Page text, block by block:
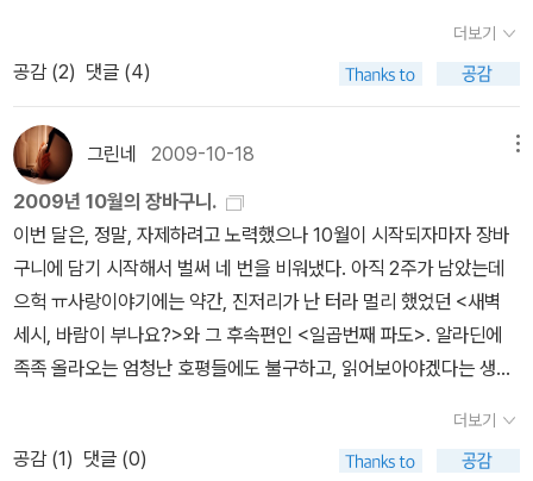
고, 꿈이라는건 밤에 잘 때도 없는 그런 막막한 느낌이 세권 모두를 꿰
뚫고 있다. 발랄한 거 찾으면 코지 미스터리나 읽으시던가. 경찰소설
의 또 다른 특징은 박봉에 야근에 피곤하고, 여기저기서 쪼이며 누가
시키지 않아도 죽도록 일하지만, 덕분에 가족이고 뭐고 다 떠나 홀로
인 '고독'을 담고 있다는 것이다.그런 면에서 에를렌두르 시리즈는 아
마도 정점.이번엔 러시아다. 알렉산드라 마리니나의 아나스타샤 시리
즈. 이 시리즈도 작가도 무지 독특하다. 저자 알렉산드라 마리니나는
전직경찰중령, 사건 분석가, 심리학 박사, 러시아 초대형 베스트셀러
추리작가라는 타이틀을 달고 있다. 그녀의 분신과도 같은작품 속 모
스크바 경찰국 강력계 사건분석가 아나스타샤 역시 예사롭지 않다.
러시아, 강력계 여형사에 대해 어떤 스테리오타입을 가지고 있을지
모르겠지만, 일단 아나스타샤는 만성 허리통증에 괴로워하고, '공
포'와 '모욕감'외에는 느끼지 못하는 자신은 비정상이 아닐까 끊임없
영 <도가니>필리프 들레름 <고독하지 않은 홀로되기> 박경미 편집
디자이너를 완성하는 인쇄 실무 가이드 >피터 게더스 <마지막 여행
을 떠난 고양이> 마티 베커 <고양이가 궁금해>★★★★★ 고양이
계의 실용서, 초보집사에게 권하고 싶은 단 한권의 책 ^^ 리차드 예이
츠 <레볼루셔너리 로드>마이클 갈란드 <마법의 저녁식사>장정일 <
구월의 이틀> ★★★★ 이이야기를 어떻게 받아들여야할까. 은과
금의 이야기. 좌익과 우익, 남자와 여자 프로이드 <문명 속의 불만>
사토우치 아이 <모험도감> ★★★★★ 우왕- 사랑스러운 책. 그림
도, 글도, 짜임새도 맘에 든다. 알고보니 고전. 죠슈아 페리스 <호모
오피스쿠스의 최후> 르 코르뷔지에 <인간의 집>린다 <책 한 권들고
파리를 가다> ★★★★★파리를 보는 '혁명'적 시선.글도 좋지만, 저
자의 그림들이 특히인상깊다. 모리이 유카 <나는 슈퍼마켓에 탐닉한
미미하지만 몇권씩 소개되긴 하고 있습니다. 1.아리비안 나이트 살인
-책소개를 보면 엘러리 퀸과 같은 본격파 작가들에게 많은 영향을 준
미스터리 작가, 존 딕슨 카의 작품. 소설은 개성이 뚜렷한 세 명의 화
자가 등장해서 저마다 독특한 목소리로 사건에 대해 이야기하는 세
부분으로 구성되었다. 그러나 단순히 완결된 사건을 두고 세 사람이
펼치는 의견이라기보다는 시간의 경과와 함께 사건의 흐름 또한 전혀
예기치 못한 방향으로 급전을 거듭한다라고 나와있지요. 불가능 범죄
의 대부 존 딕슨 카의 작품으로 추리 소설 황금 시대의 작품의 향기를
맡고 싶은 분들이라면 꼭 읽으셔야 될 작품. 2.파일로 밴스의 정의 -
이미 몇번 소개했지만 국내에서 최초로 번역된 윈터 살인사건이 들어
있죠. 3.두번째 총성 -책소개를 보면 <독 초콜릿 사건> <시행착오>
의 작가 안소니 버클리의 범죄 미스터리 소설. <두 번째 총성>은 193
0년에 쓰여진 작품으로, 작가 자신이 이 소설의 서문에서 밝힌 바 있
더보기
공감 (2) 댓글 (4)
그린네 2009-10-18
2009년 10월의 장바구니.
이번 달은, 정말, 자제하려고 노력했으나 10월이 시작되자마자 장바
구니에 담기 시작해서 벌써 네 번을 비워냈다. 아직 2주가 남았는데
으헉 ㅠ사랑이야기에는 약간, 진저리가 난 터라 멀리 했었던 <새벽
세시, 바람이 부나요?>와 그 후속편인 <일곱번째 파도>. 알라딘에
족족 올라오는 엄청난 호평들에도 불구하고, 읽어보아야겠다는 생각
다 충동적으로 구매. <하얀 이빨>은 읽고 싶어 장바구니에 담아놓기
만 하고, 사도 언제 읽을 지 모르는 기약없는 날이 계속되어 차일피일
더보기
공감 (1) 댓글 (0)